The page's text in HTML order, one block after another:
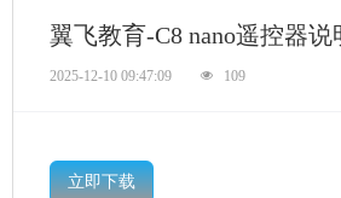
翼飞教育-C8 nano遥控器说
2025-12-10 09:47:09 109
立即下载